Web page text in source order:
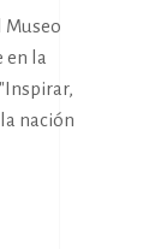
Museo
en la
nación